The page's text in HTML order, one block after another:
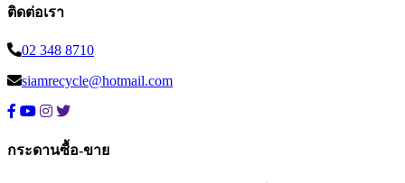
ติดต่อเรา
02 348 8710
siamrecycle@hotmail.com
กระดานซื้อ-ขาย